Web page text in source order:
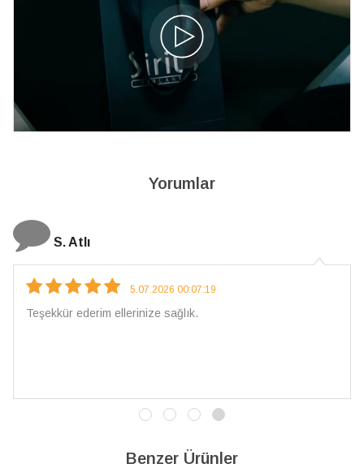
Yorumlar
S. Atlı
5.07.2026 00:07:19
Teşekkür ederim ellerinize sağlık.
Benzer Ürünler